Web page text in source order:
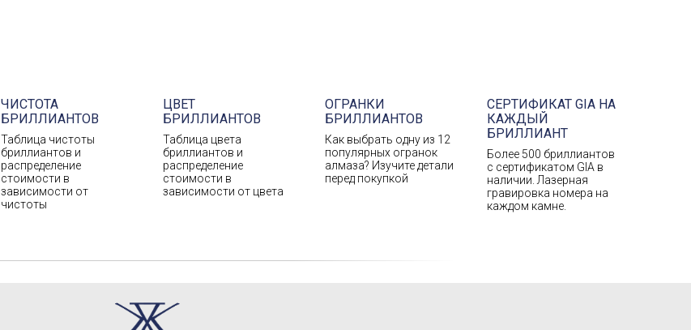
ЧИСТОТА
БРИЛЛИАНТОВ
Таблица чистоты
бриллиантов и
распределение
стоимости в
зависимости от
чистоты
ЦВЕТ
БРИЛЛИАНТОВ
Таблица цвета
бриллиантов и
распределение
стоимости в
зависимости от цвета
ОГРАНКИ
БРИЛЛИАНТОВ
Как выбрать одну из 12
популярных огранок
алмаза? Изучите детали
перед покупкой
СЕРТИФИКАТ GIA НА
КАЖДЫЙ
БРИЛЛИАНТ
Более 500 бриллиантов
с сертификатом GIA в
наличии. Лазерная
гравировка номера на
каждом камне.